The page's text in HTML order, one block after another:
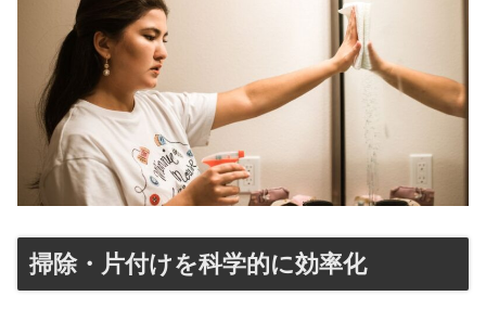
掃除・片付けを科学的に効率化